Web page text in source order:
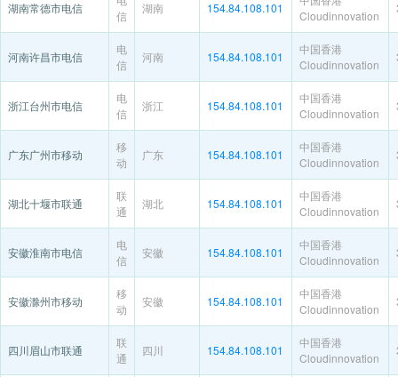
湖南常德市电信
信
湖南 154.84.108.101
Cloudinnovation
河南许昌市电信
电
信
河南 154.84.108.101
中国香港
Cloudinnovation
浙江台州市电信
电
信
浙江 154.84.108.101
中国香港
Cloudinnovation
广东广州市移动
移
动
广东 154.84.108.101
中国香港
Cloudinnovation
湖北十堰市联通
联
通
湖北 154.84.108.101
中国香港
Cloudinnovation
安徽淮南市电信
电
信
安徽 154.84.108.101
中国香港
Cloudinnovation
安徽滁州市移动
移
动
安徽 154.84.108.101
中国香港
Cloudinnovation
四川眉山市联通
联
通
四川 154.84.108.101
中国香港
Cloudinnovation